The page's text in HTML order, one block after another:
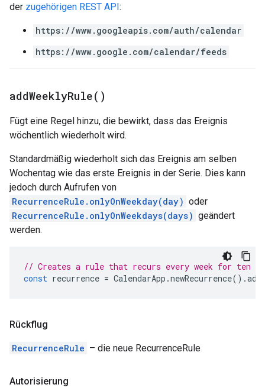
der zugehörigen REST API:
https://www.googleapis.com/auth/calendar
https://www.google.com/calendar/feeds
addWeeklyRule( )
Fügt eine Regel hinzu, die bewirkt, dass das Ereignis
wöchentlich wiederholt wird.
Standardmäßig wiederholt sich das Ereignis am selben
Wochentag wie das erste Ereignis in der Serie. Dies kann
jedoch durch Aufrufen von
RecurrenceRule.onlyOnWeekday(day) oder
RecurrenceRule.onlyOnWeekdays(days) geändert
werden.
// Creates a rule that recurs every week for ten
const recurrence = CalendarApp .newRecurrence().
Rückflug
RecurrenceRule – die neue RecurrenceRule
Autorisierung